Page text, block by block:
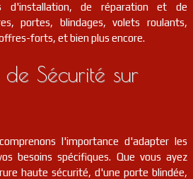
91320
FR 91770
d'installation, de réparation et de
portes, blindages, volets roulants,
forts, et bien plus encore.
de Sécurité sur
l'importance d'adapter les
besoins spécifiques. Que vous ayez
haute sécurité, d'une porte blindée,